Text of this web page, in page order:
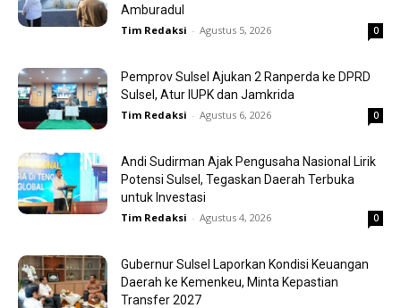
Amburadul
Tim Redaksi - Agustus 5, 2026 0
Pemprov Sulsel Ajukan 2 Ranperda ke DPRD
Sulsel, Atur IUPK dan Jamkrida
Tim Redaksi - Agustus 6, 2026 0
Andi Sudirman Ajak Pengusaha Nasional Lirik
Potensi Sulsel, Tegaskan Daerah Terbuka
untuk Investasi
Tim Redaksi - Agustus 4, 2026 0
Gubernur Sulsel Laporkan Kondisi Keuangan
Daerah ke Kemenkeu, Minta Kepastian
Transfer 2027